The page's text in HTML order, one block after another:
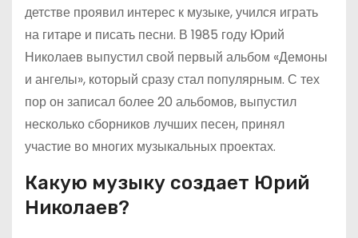
детстве проявил интерес к музыке, учился играть
на гитаре и писать песни. В 1985 году Юрий
Николаев выпустил свой первый альбом «Демоны
и ангелы», который сразу стал популярным. С тех
пор он записал более 20 альбомов, выпустил
несколько сборников лучших песен, принял
участие во многих музыкальных проектах.
Какую музыку создает Юрий
Николаев?